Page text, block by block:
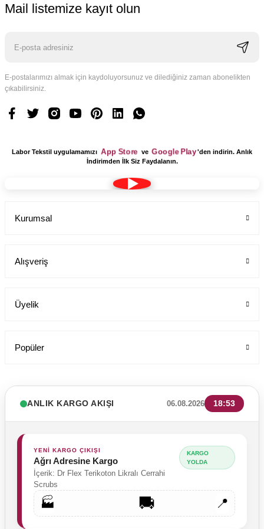
Labor Medikal Tekstil
Tesettür Cerrahi Bone Terikoton Kumaş Yeni Model
Labor Medikal Tekstil
Mail listemize kayıt olun
E-postalarımızı almak için kaydoluyorsunuz ve dilediğiniz zaman abonelikten
çıkabilirsiniz.
Labor Tekstil uygulamamızı App Store ve Google Play'den indirin. Anlık
İndirimden İlk Siz Faydalanın.
Kurumsal
Alışveriş
Üyelik
Popüler
ANLIK KARGO AKIŞI 06.08.2026 18:53
YENİ KARGO ÇIKIŞI
Ağrı Adresine Kargo
İçerik: Dr Flex Terikoton Likralı Cerrahi
Scrubs
KARGO
YOLDA
🏭 🚚 📍